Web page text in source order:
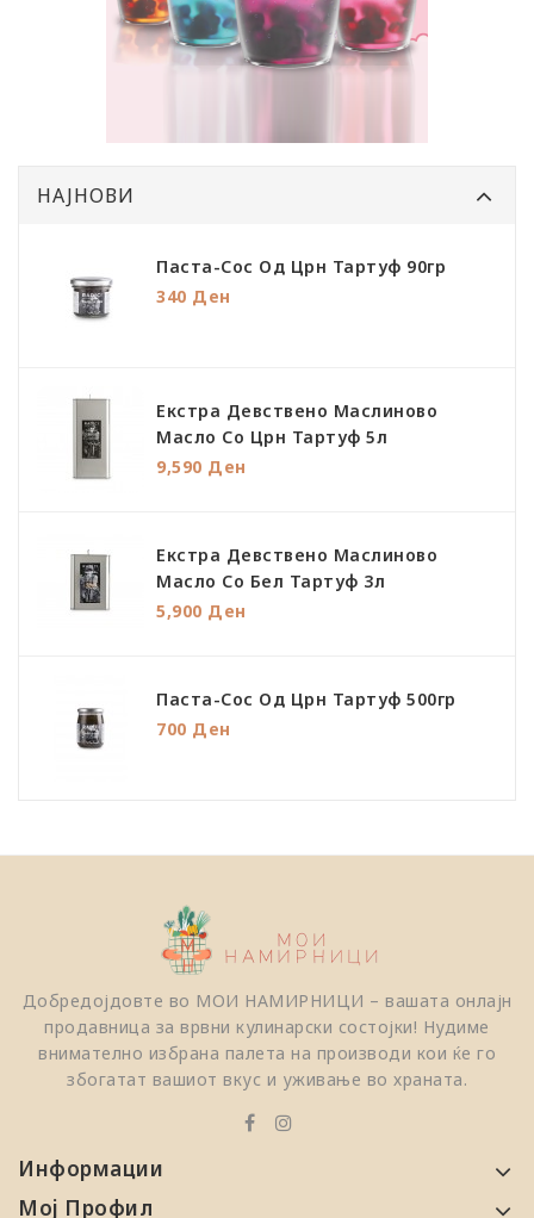
НАЈНОВИ
Паста-Сос Од Црн Тартуф 90гр
340 Ден
Екстра Девствено Маслиново
Масло Со Црн Тартуф 5л
9,590 Ден
Екстра Девствено Маслиново
Масло Со Бел Тартуф 3л
5,900 Ден
Паста-Сос Од Црн Тартуф 500гр
700 Ден
Добредојдовте во МОИ НАМИРНИЦИ – вашата онлајн
продавница за врвни кулинарски состојки! Нудиме
внимателно избрана палета на производи кои ќе го
збогатат вашиот вкус и уживање во храната.
Информации
Мој Профил